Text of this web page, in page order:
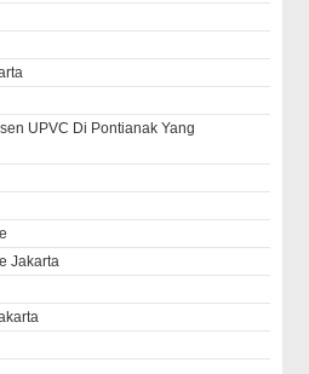
UPVC Di Pontianak Yang
Jakarta